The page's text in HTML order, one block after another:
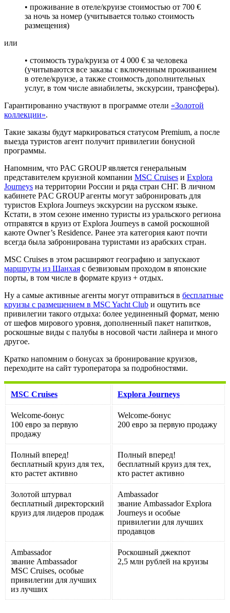
• проживание в отеле/круизе стоимостью от 700 €
за ночь за номер (учитывается только стоимость
размещения)
или
• стоимость тура/круиза от 4 000 € за человека
(учитываются все заказы с включенным проживанием
в отеле/круизе, а также стоимость дополнительных
услуг, в том числе авиабилеты, экскурсии, трансферы).
Гарантированно участвуют в программе отели «Золотой
коллекции».
Такие заказы будут маркироваться статусом Premium, а после
выезда туристов агент получит привилегии бонусной
программы.
Напомним, что PAC GROUP является генеральным
представителем круизной компании MSC Cruises и Explora
Journeys на территории России и ряда стран СНГ. В личном
кабинете PAC GROUP агенты могут забронировать для
туристов Explora Journeys экскурсии на русском языке.
Кстати, в этом сезоне именно туристы из уральского региона
отправятся в круиз от Explora Journeys в самой роскошной
каюте Owner’s Residence. Ранее эта категория кают почти
всегда была забронирована туристами из арабских стран.
MSC Cruises в этом расширяют географию и запускают
маршруты из Шанхая с безвизовым проходом в японские
порты, в том числе в формате круиз + отдых.
Ну а самые активные агенты могут отправиться в бесплатные
круизы с размещением в MSC Yacht Club и ощутить все
привилегии такого отдыха: более уединенный формат, меню
от шефов мирового уровня, дополненный пакет напитков,
роскошные виды с палубы в носовой части лайнера и много
другое.
Кратко напомним о бонусах за бронирование круизов,
переходите на сайт туроператора за подробностями.
MSC Cruises Explora Journeys
Welcome-бонус
100 евро за первую
продажу
Welcome-бонус
200 евро за первую продажу
Полный вперед!
бесплатный круиз для тех,
кто растет активно
Полный вперед!
бесплатный круиз для тех,
кто растет активно
Золотой штурвал
бесплатный директорский
круиз для лидеров продаж
Ambassador
звание Ambassador Explora
Journeys и особые
привилегии для лучших
продавцов
Ambassador
звание Ambassador
MSC Cruises, особые
привилегии для лучших
из лучших
Роскошный джекпот
2,5 млн рублей на круизы